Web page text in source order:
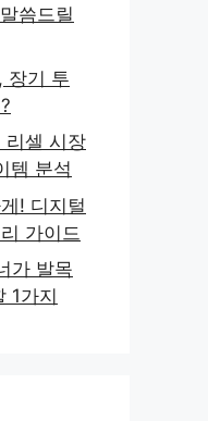
씀드릴
장기 투
리셀 시장
템 분석
! 디지털
가이드
가 발목
1가지